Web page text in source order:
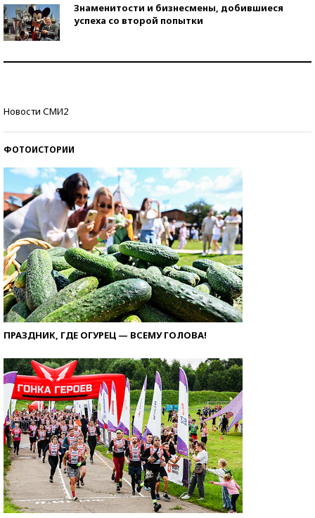
Знаменитости и бизнесмены, добившиеся
успеха со второй попытки
Новости СМИ2
ФОТОИСТОРИИ
ПРАЗДНИК, ГДЕ ОГУРЕЦ — ВСЕМУ ГОЛОВА!